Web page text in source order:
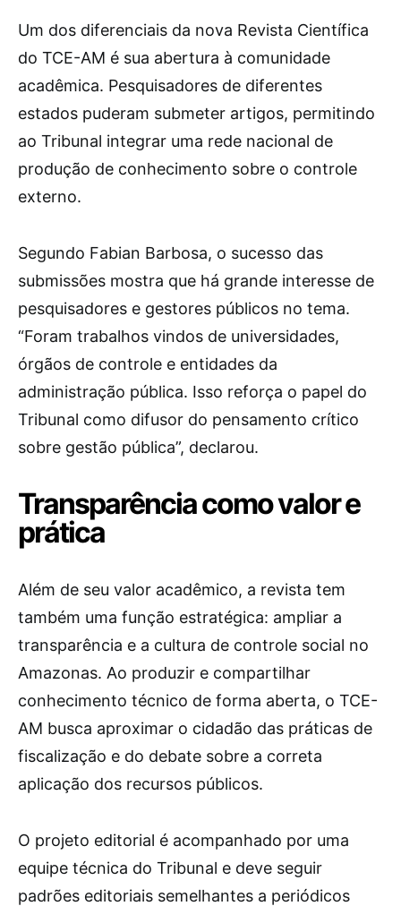
Um dos diferenciais da nova Revista Científica
do TCE-AM é sua abertura à comunidade
acadêmica. Pesquisadores de diferentes
estados puderam submeter artigos, permitindo
ao Tribunal integrar uma rede nacional de
produção de conhecimento sobre o controle
externo.
Segundo Fabian Barbosa, o sucesso das
submissões mostra que há grande interesse de
pesquisadores e gestores públicos no tema.
“Foram trabalhos vindos de universidades,
órgãos de controle e entidades da
administração pública. Isso reforça o papel do
Tribunal como difusor do pensamento crítico
sobre gestão pública”, declarou.
Transparência como valor e
prática
Além de seu valor acadêmico, a revista tem
também uma função estratégica: ampliar a
transparência e a cultura de controle social no
Amazonas. Ao produzir e compartilhar
conhecimento técnico de forma aberta, o TCE-
AM busca aproximar o cidadão das práticas de
fiscalização e do debate sobre a correta
aplicação dos recursos públicos.
O projeto editorial é acompanhado por uma
equipe técnica do Tribunal e deve seguir
padrões editoriais semelhantes a periódicos